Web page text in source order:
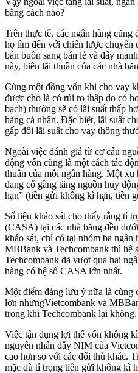
bằng cách nào?
Trên thực tế, các ngân hàng
họ tìm đến với chiến lược chuyển
bán buôn sang bán lẻ và đẩy
này, biên lãi thuần của các nhà
Cùng một đồng vốn khi cho vay
được cho là có rủi ro thấp do có
bạch) thường sẽ có lãi suất thấp
hàng cá nhân. Đặc biệt, lãi suất
gấp đôi lãi suất cho vay thông
Ngoài việc đánh giá từ cơ cấu
động vốn cũng là một cách tác
thuần của mỗi ngân hàng. Một xu
đang cố gắng tăng nguồn huy
hạn” (tiền gửi không kì hạn, tiền
Số liệu khảo sát cho thấy rằng tỉ
(CASA) tại các nhà băng đều
khảo sát, chỉ có tại nhóm ba ngân
MBBank và Techcombank thì hệ
Techcombank đã vượt qua hai
hàng có hệ số CASA lớn nhất.
Một điểm đáng lưu ý nữa là cùng
lớn nhưngVietcombank và
trong khi Techcombank lại không.
Việc tận dụng lợi thế vốn không
nguyên nhân đẩy NIM của
cao hơn so với các đối thủ khác.
mặc dù tỉ trọng tiền gửi không kì